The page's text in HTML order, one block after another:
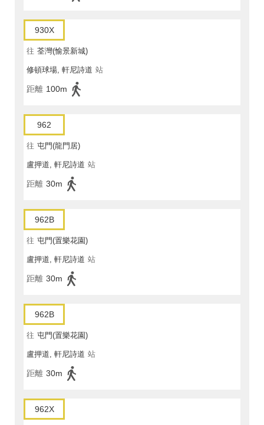
930X
往 荃灣(愉景新城)
修頓球場, 軒尼詩道 站
距離 100m
962
往 屯門(龍門居)
盧押道, 軒尼詩道 站
距離 30m
962B
往 屯門(置樂花園)
盧押道, 軒尼詩道 站
距離 30m
962B
往 屯門(置樂花園)
盧押道, 軒尼詩道 站
距離 30m
962X